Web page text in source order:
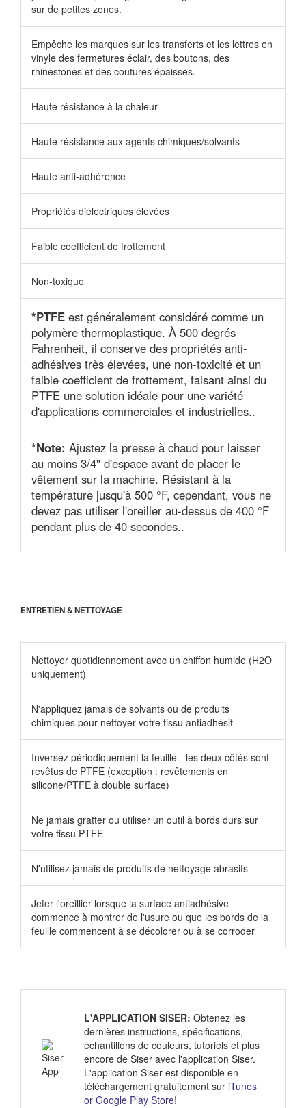
sur de petites zones.
Empêche les marques sur les transferts et les lettres en
vinyle des fermetures éclair, des boutons, des
rhinestones et des coutures épaisses.
Haute résistance à la chaleur
Haute résistance aux agents chimiques/solvants
Haute anti-adhérence
Propriétés diélectriques élevées
Faible coefficient de frottement
Non-toxique
*PTFE est généralement considéré comme un
polymère thermoplastique. À 500 degrés
Fahrenheit, il conserve des propriétés anti-
adhésives très élevées, une non-toxicité et un
faible coefficient de frottement, faisant ainsi du
PTFE une solution idéale pour une variété
d'applications commerciales et industrielles..
*Note: Ajustez la presse à chaud pour laisser
au moins 3/4" d'espace avant de placer le
vêtement sur la machine. Résistant à la
température jusqu'à 500 °F, cependant, vous ne
devez pas utiliser l'oreiller au-dessus de 400 °F
pendant plus de 40 secondes..
ENTRETIEN & NETTOYAGE
Nettoyer quotidiennement avec un chiffon humide (H2O
uniquement)
N'appliquez jamais de solvants ou de produits
chimiques pour nettoyer votre tissu antiadhésif
Inversez périodiquement la feuille - les deux côtés sont
revêtus de PTFE (exception : revêtements en
silicone/PTFE à double surface)
Ne jamais gratter ou utiliser un outil à bords durs sur
votre tissu PTFE
N'utilisez jamais de produits de nettoyage abrasifs
Jeter l'oreillier lorsque la surface antiadhésive
commence à montrer de l'usure ou que les bords de la
feuille commencent à se décolorer ou à se corroder
L'APPLICATION SISER: Obtenez les
dernières instructions, spécifications,
échantillons de couleurs, tutoriels et plus
encore de Siser avec l'application Siser.
L'application Siser est disponible en
téléchargement gratuitement sur iTunes
or Google Play Store!